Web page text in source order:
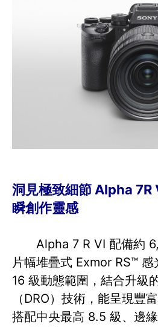
洞見極致細節 Alpha 7R
瞬創作靈感
Alpha 7 R VI 配備約
片幅堆疊式 Exmor RS™
16 級動態範圍，結合升級
（DRO）技術，能呈現豐
搭配中央最高 8.5 級、邊